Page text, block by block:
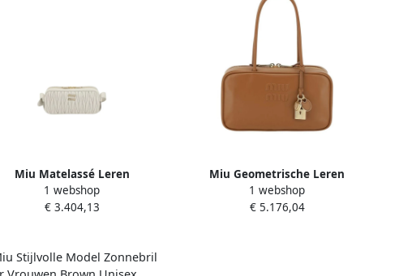
Miu Matelassé Leren
Schoudertas met Monogram
Plaque White Dames
1 webshop
€ 3.404,13
Miu Geometrische Leren
Schoudertas met Hangslot Brown
Dames
1 webshop
€ 5.176,04